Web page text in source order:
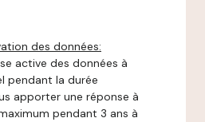
des données:
active des données à
pendant la durée
apporter une réponse à
pendant 3 ans à